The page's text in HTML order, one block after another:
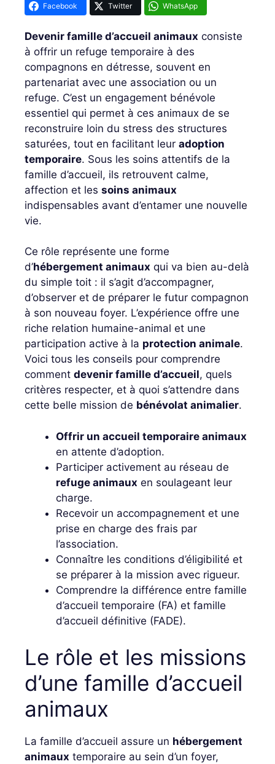
Facebook Twitter WhatsApp
Devenir famille d’accueil animaux consiste
à offrir un refuge temporaire à des
compagnons en détresse, souvent en
partenariat avec une association ou un
refuge. C’est un engagement bénévole
essentiel qui permet à ces animaux de se
reconstruire loin du stress des structures
saturées, tout en facilitant leur adoption
temporaire. Sous les soins attentifs de la
famille d’accueil, ils retrouvent calme,
affection et les soins animaux
indispensables avant d’entamer une nouvelle
vie.
Ce rôle représente une forme
d’hébergement animaux qui va bien au-delà
du simple toit : il s’agit d’accompagner,
d’observer et de préparer le futur compagnon
à son nouveau foyer. L’expérience offre une
riche relation humaine-animal et une
participation active à la protection animale.
Voici tous les conseils pour comprendre
comment devenir famille d’accueil, quels
critères respecter, et à quoi s’attendre dans
cette belle mission de bénévolat animalier.
Offrir un accueil temporaire animaux
en attente d’adoption.
Participer activement au réseau de
refuge animaux en soulageant leur
charge.
Recevoir un accompagnement et une
prise en charge des frais par
l’association.
Connaître les conditions d’éligibilité et
se préparer à la mission avec rigueur.
Comprendre la différence entre famille
d’accueil temporaire (FA) et famille
d’accueil définitive (FADE).
Le rôle et les missions
d’une famille d’accueil
animaux
La famille d’accueil assure un hébergement
animaux temporaire au sein d’un foyer,